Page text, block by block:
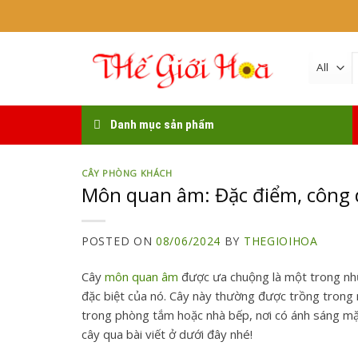
to
Danh mục sản phẩm
CÂY PHÒNG KHÁCH
Môn quan âm: Đặc điểm, công
POSTED ON 08/06/2024 BY THEGIOIHOA
Cây môn quan âm được ưa chuộng là một trong
đặc biệt của nó. Cây này thường được trồng
trong phòng tắm hoặc nhà bếp, nơi có ánh sáng
cây qua bài viết ở dưới đây nhé!